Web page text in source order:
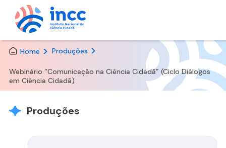
Skip
content
Home Produções
Webinário “Comunicação na Ciência Cidadã” (Ciclo Diálogos
em Ciência Cidadã)
Produções